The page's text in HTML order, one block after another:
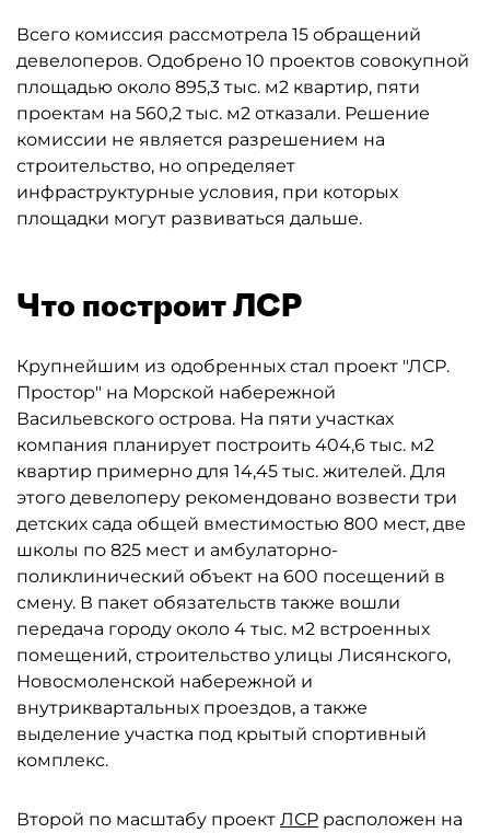
Всего комиссия рассмотрела 15 обращений
девелоперов. Одобрено 10 проектов совокупной
площадью около 895,3 тыс. м2 квартир, пяти
проектам на 560,2 тыс. м2 отказали. Решение
комиссии не является разрешением на
строительство, но определяет
инфраструктурные условия, при которых
площадки могут развиваться дальше.
Что построит ЛСР
Крупнейшим из одобренных стал проект "ЛСР.
Простор" на Морской набережной
Васильевского острова. На пяти участках
компания планирует построить 404,6 тыс. м2
квартир примерно для 14,45 тыс. жителей. Для
этого девелоперу рекомендовано возвести три
детских сада общей вместимостью 800 мест, две
школы по 825 мест и амбулаторно-
поликлинический объект на 600 посещений в
смену. В пакет обязательств также вошли
передача городу около 4 тыс. м2 встроенных
помещений, строительство улицы Лисянского,
Новосмоленской набережной и
внутриквартальных проездов, а также
выделение участка под крытый спортивный
комплекс.
Второй по масштабу проект ЛСР расположен на